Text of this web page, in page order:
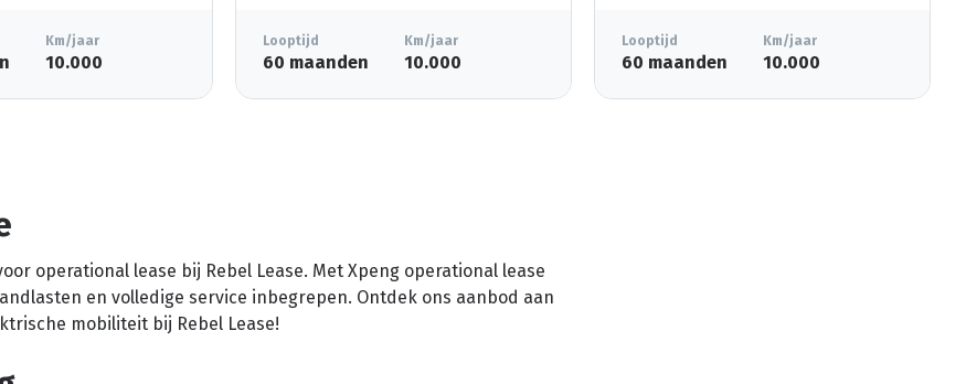
Km/jaar
10.000
Looptijd
60 maanden
Km/jaar
10.000
Looptijd
60 maanden
Km/jaar
10.000
operational lease bij Rebel Lease. Met Xpeng operational lease
en volledige service inbegrepen. Ontdek ons aanbod aan
mobiliteit bij Rebel Lease!